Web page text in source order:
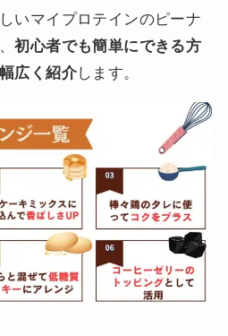
いマイプロテインのピーナ
初心者でも簡単にできる方
広く紹介します。